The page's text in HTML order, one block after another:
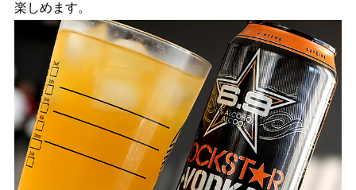
楽しめます。